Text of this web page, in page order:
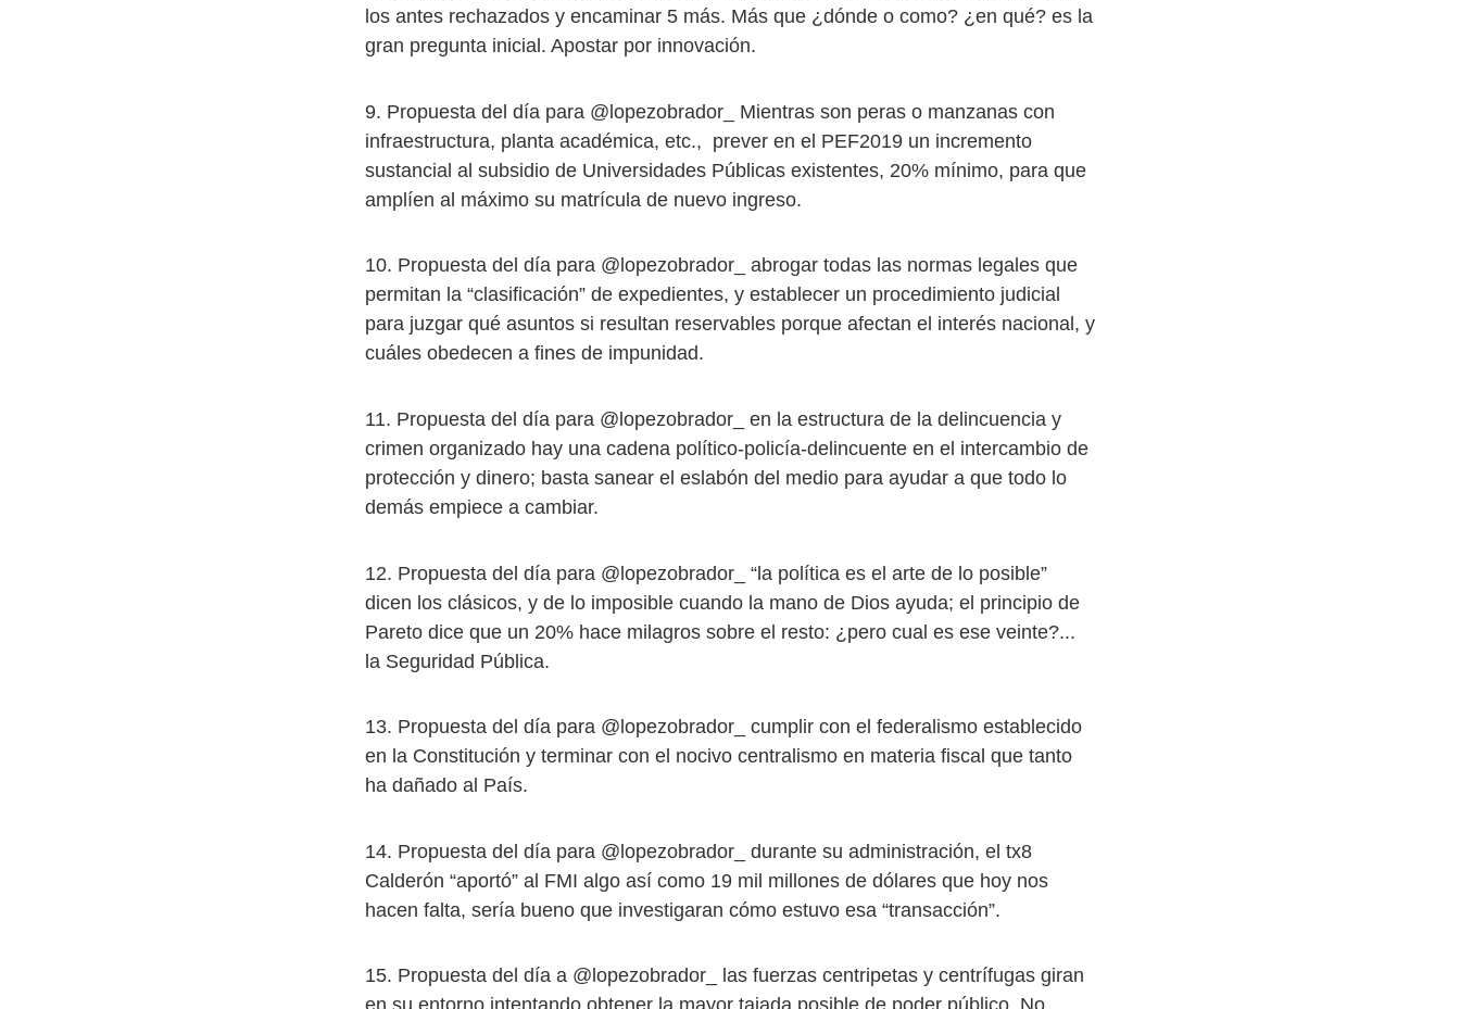
los antes rechazados y encaminar 5 más. Más que ¿dónde o como? ¿en qué? es la
gran pregunta inicial. Apostar por innovación.
9. Propuesta del día para @lopezobrador_ Mientras son peras o manzanas con
infraestructura, planta académica, etc., prever en el PEF2019 un incremento
sustancial al subsidio de Universidades Públicas existentes, 20% mínimo, para que
amplíen al máximo su matrícula de nuevo ingreso.
10. Propuesta del día para @lopezobrador_ abrogar todas las normas legales que
permitan la “clasificación” de expedientes, y establecer un procedimiento judicial
para juzgar qué asuntos si resultan reservables porque afectan el interés nacional, y
cuáles obedecen a fines de impunidad.
11. Propuesta del día para @lopezobrador_ en la estructura de la delincuencia y
crimen organizado hay una cadena político-policía-delincuente en el intercambio de
protección y dinero; basta sanear el eslabón del medio para ayudar a que todo lo
demás empiece a cambiar.
12. Propuesta del día para @lopezobrador_ “la política es el arte de lo posible”
dicen los clásicos, y de lo imposible cuando la mano de Dios ayuda; el principio de
Pareto dice que un 20% hace milagros sobre el resto: ¿pero cual es ese veinte?...
la Seguridad Pública.
13. Propuesta del día para @lopezobrador_ cumplir con el federalismo establecido
en la Constitución y terminar con el nocivo centralismo en materia fiscal que tanto
ha dañado al País.
14. Propuesta del día para @lopezobrador_ durante su administración, el tx8
Calderón “aportó” al FMI algo así como 19 mil millones de dólares que hoy nos
hacen falta, sería bueno que investigaran cómo estuvo esa “transacción”.
15. Propuesta del día a @lopezobrador_ las fuerzas centripetas y centrífugas giran